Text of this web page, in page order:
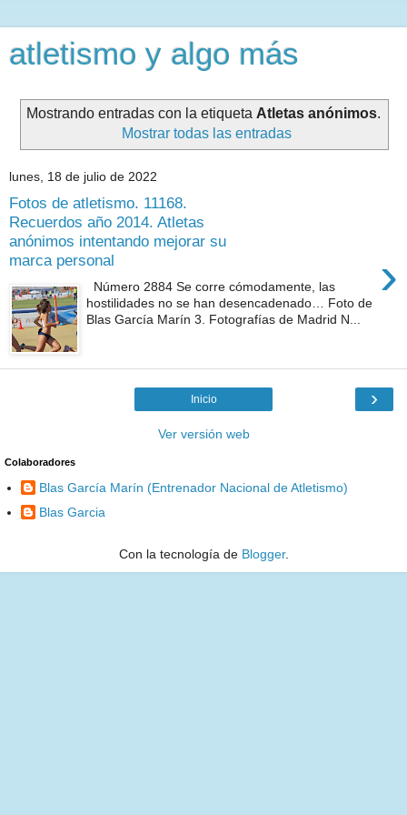
atletismo y algo más
Mostrando entradas con la etiqueta Atletas anónimos.
Mostrar todas las entradas
lunes, 18 de julio de 2022
Fotos de atletismo. 11168.
Recuerdos año 2014. Atletas
anónimos intentando mejorar su
marca personal
›
Número 2884 Se corre cómodamente, las
hostilidades no se han desencadenado… Foto de
Blas García Marín 3. Fotografías de Madrid N...
›
Inicio
Ver versión web
Colaboradores
Blas García Marín (Entrenador Nacional de Atletismo)
Blas Garcia
Con la tecnología de Blogger.